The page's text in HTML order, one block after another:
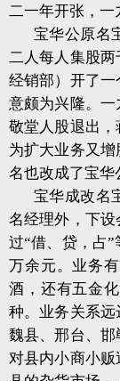
二一年开张，一
宝华公原名
二人每人集股
经销部）开了
意颇为兴隆。
敬堂人股退出
为扩大业务又
名也改成了宝华
宝华成改名
名经理外，下
过“借、贷，占
万余元。业务
酒，还有五金
种。业务关系远
魏县、邢台、邯
对县内小商小